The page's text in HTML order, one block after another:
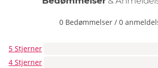
0 Bedømmelser / 0
5 Stjerner
4 Stjerner